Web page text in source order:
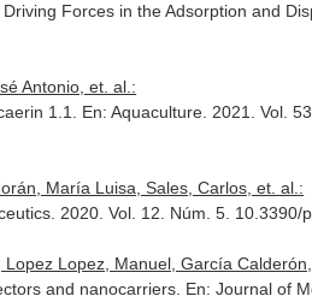
Forces in the Adsorption and
Antonio, et. al.:
1.1. En: Aquaculture . 2021. Vol.
María Luisa, Sales, Carlos, et. al.:
. 2020. Vol. 12. Núm. 5.
Lopez, Manuel, García
and nanocarriers. En: Journal of